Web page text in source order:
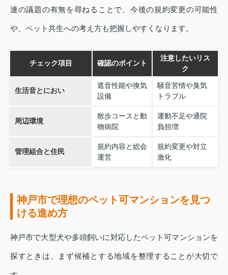
連の議題の有無を尋ねることで、今後の規約変更の可能性
や、ペット共生への考え方も把握しやすくなります。
チェック項目 確認のポイント
注意したいリス
ク
生活音とにおい
遮音性能や換気
設備
騒音苦情や臭気
トラブル
周辺環境
散歩コースと動
物病院
運動不足や通院
負担増
管理組合と住民
規約内容と総会
運営
規約変更や対立
激化
神戸市で理想のペット可マンションを見つ
ける進め方
神戸市で大型犬や多頭飼いに対応したペット可マンションを
探すときは、まず候補とする地域を整理することが大切で